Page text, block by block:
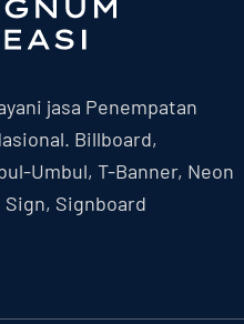
jasa Penempatan
Billboard,
Umbul, T-Banner, Neon
Signboard